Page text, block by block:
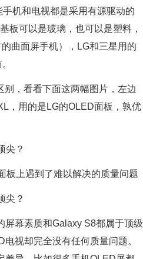
机和电视都是采用有源驱动的
板可以是玻璃，也可以是塑料，
曲面屏手机），LG和三星用的
，看看下面这两幅图片，左边
，用的是LG的OLED面板，孰优
板上遇到了难以解决的质量问题
幕素质和Galaxy S8都属于顶级
视却完全没有任何质量问题。